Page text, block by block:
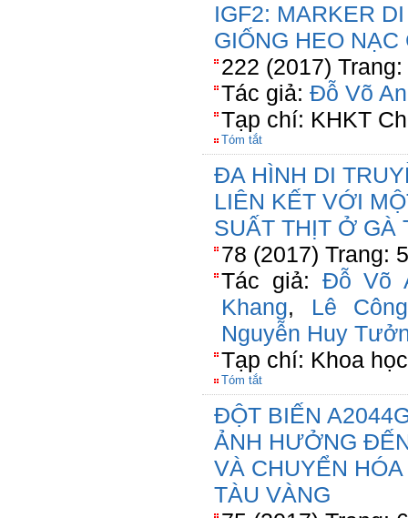
IGF2: MARKER
GIỐNG HEO NẠC
222 (2017) Trang:
Tác giả: Đỗ Võ
Tạp chí: KHKT
Tóm tắt
ĐA HÌNH DI
LIÊN KẾT VỚI
SUẤT THỊT Ở GÀ
78 (2017) Trang:
Tác giả: Đỗ Võ
Khang, Lê
Nguyễn Huy
Tạp chí: Khoa
Tóm tắt
ĐỘT BIẾN
ẢNH HƯỞNG
VÀ CHUYỂN
TÀU VÀNG